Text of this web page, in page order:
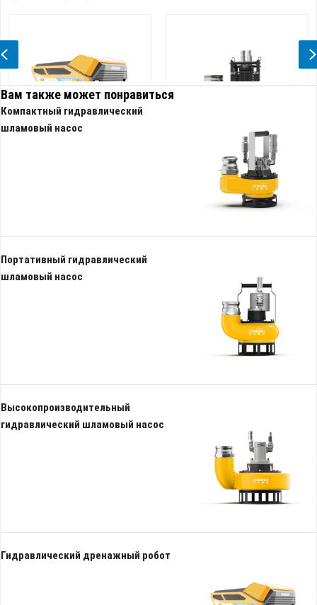
насос
Previous
Вам также может понравиться
Компактный гидравлический
шламовый насос
Портативный гидравлический
шламовый насос
Высокопроизводительный
гидравлический шламовый насос
Гидравлический дренажный робот